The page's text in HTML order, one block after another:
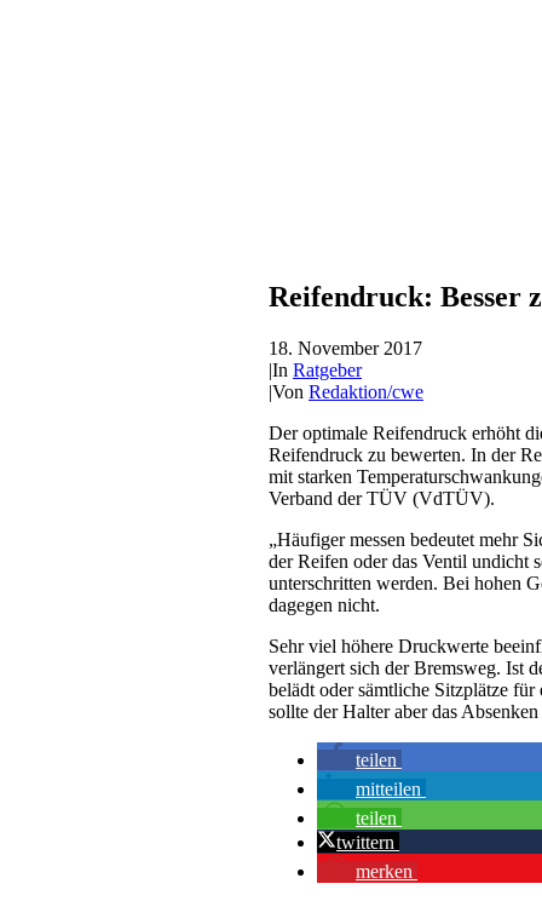
Reifendruck: Besser
18. November 2017
|In Ratgeber
|Von Redaktion/cwe
Der optimale Reifendruck erhöht
Reifendruck zu bewerten. In der
mit starken
Verband der TÜV (VdTÜV).
„Häufiger messen bedeutet mehr
der Reifen oder das Ventil undicht
unterschritten werden. Bei hohen
dagegen nicht.
Sehr viel höhere Druckwerte
verlängert sich der Bremsweg. Ist
belädt oder sämtliche Sitzplätze
sollte der Halter aber das
teilen
mitteilen
teilen
twittern
merken